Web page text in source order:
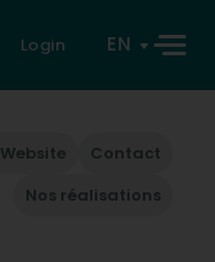
Login EN
Website
Contact
Nos réalisations